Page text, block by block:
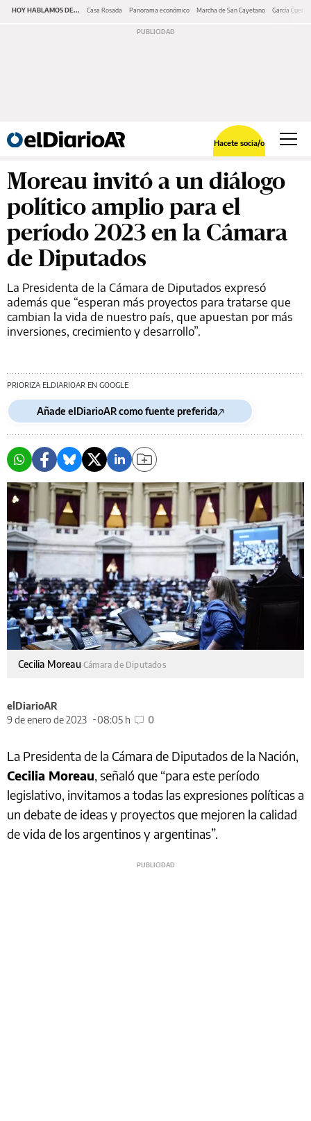
HOY HABLAMOS DE... Casa Rosada Panorama económico Marcha de San Cayetano García Cuerva
Hacete socia/o
Moreau invitó a un diálogo
político amplio para el
período 2023 en la Cámara
de Diputados
La Presidenta de la Cámara de Diputados expresó
además que “esperan más proyectos para tratarse que
cambian la vida de nuestro país, que apuestan por más
inversiones, crecimiento y desarrollo”.
PRIORIZA ELDIARIOAR EN GOOGLE
Añade elDiarioAR como fuente preferida
Cecilia Moreau Cámara de Diputados
elDiarioAR
9 de enero de 2023
08:05 h 0
La Presidenta de la Cámara de Diputados de la Nación,
Cecilia Moreau, señaló que “para este período
legislativo, invitamos a todas las expresiones políticas a
un debate de ideas y proyectos que mejoren la calidad
de vida de los argentinos y argentinas”.